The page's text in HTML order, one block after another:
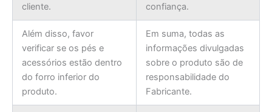
cliente.
confiança.
Além disso, favor
verificar se os pés e
acessórios estão dentro
do forro inferior do
produto.
Em suma, todas as
informações divulgadas
sobre o produto são de
responsabilidade do
Fabricante.